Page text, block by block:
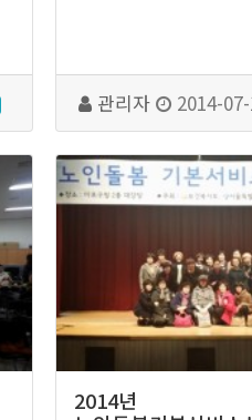
관리자 2014-
2014년